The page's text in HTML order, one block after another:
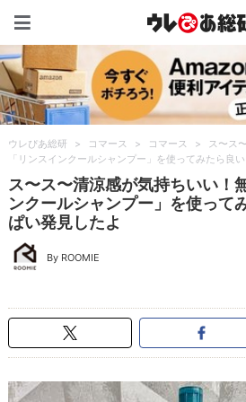
ウレぴあ総研 > コマース > コマース >
ス〜ス
「リンスインクールシャンプー」を使ってみたら良
ス〜ス〜清涼感が気持ちいい！
ンクールシャンプー」を使って
ぱい発見したよ
By ROOMIE